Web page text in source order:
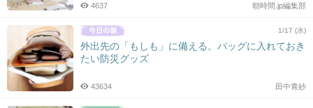
朝時間.jp編集部
4637
1/17 (水)
外出先の「もしも」に備える。バッグに入れておき
たい防災グッズ
田中青紗
43634